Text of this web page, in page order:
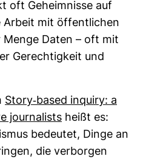
oft Geheim­nisse auf
Arbeit mit öffent­li­chen
Daten – oft mit
Gerech­tig­keit und
Story-​based inquiry: a
jour­na­lists heißt es:
bedeutet, Dinge an
die ver­borgen